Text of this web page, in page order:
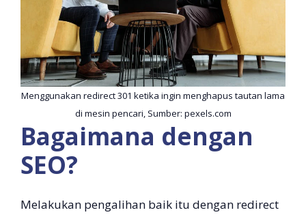
Menggunakan redirect 301 ketika ingin menghapus tautan lama
di mesin pencari, Sumber: pexels.com
Bagaimana dengan
SEO?
Melakukan pengalihan baik itu dengan redirect